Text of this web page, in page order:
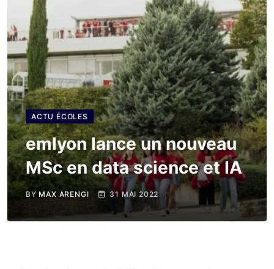
ACTU ÉCOLES
emlyon lance un nouveau
MSc en data science et IA
BYMAX ARENGI 31 MAI 2022